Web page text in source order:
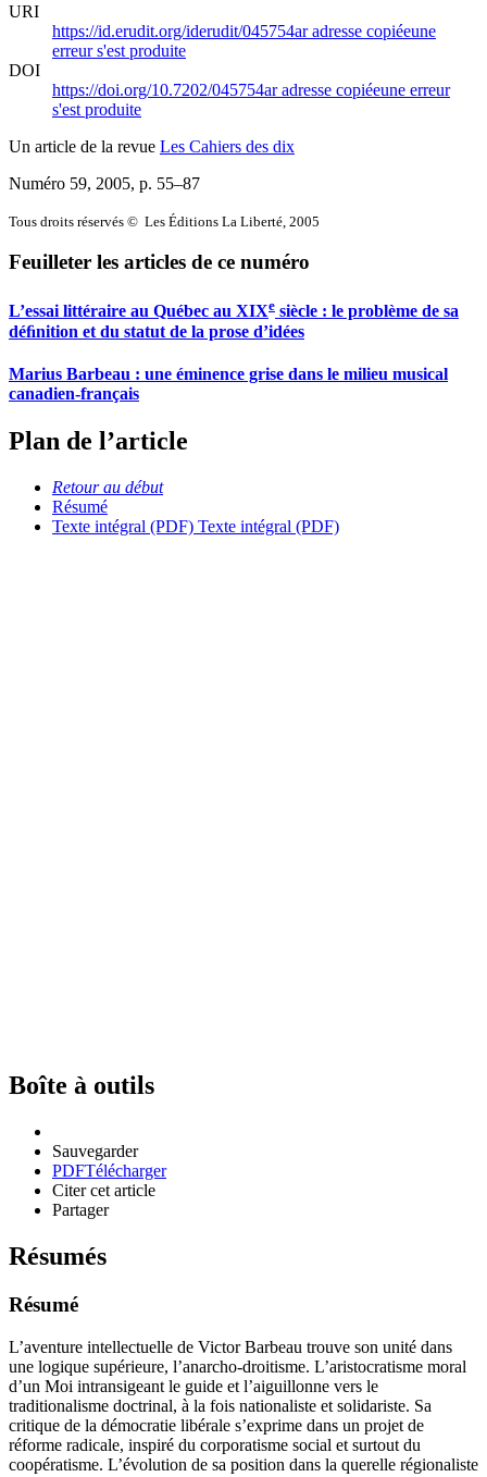
URI
https://id.erudit.org/iderudit/045754aradresse copiéeune
erreur s'est produite
DOI
https://doi.org/10.7202/045754aradresse copiéeune erreur
s'est produite
Un article de la revue Les Cahiers des dix
Numéro 59, 2005, p. 55–87
Tous droits réservés © Les Éditions La Liberté, 2005
Feuilleter les articles de ce numéro
L’essai littéraire au Québec au XIXe siècle : le problème de sa
déﬁnition et du statut de la prose d’idées
Marius Barbeau : une éminence grise dans le milieu musical
canadien-français
Plan de l’article
Retour au début
Résumé
Texte intégral (PDF) Texte intégral (PDF)
Boîte à outils
Sauvegarder
PDFTélécharger
Citer cet article
Partager
Résumés
Résumé
L’aventure intellectuelle de Victor Barbeau trouve son unité dans
une logique supérieure, l’anarcho-droitisme. L’aristocratisme moral
d’un Moi intransigeant le guide et l’aiguillonne vers le
traditionalisme doctrinal, à la fois nationaliste et solidariste. Sa
critique de la démocratie libérale s’exprime dans un projet de
réforme radicale, inspiré du corporatisme social et surtout du
coopératisme. L’évolution de sa position dans la querelle régionaliste